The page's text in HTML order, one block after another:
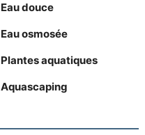
Eau douce
Eau osmosée
Plantes aquatiques
Aquascaping